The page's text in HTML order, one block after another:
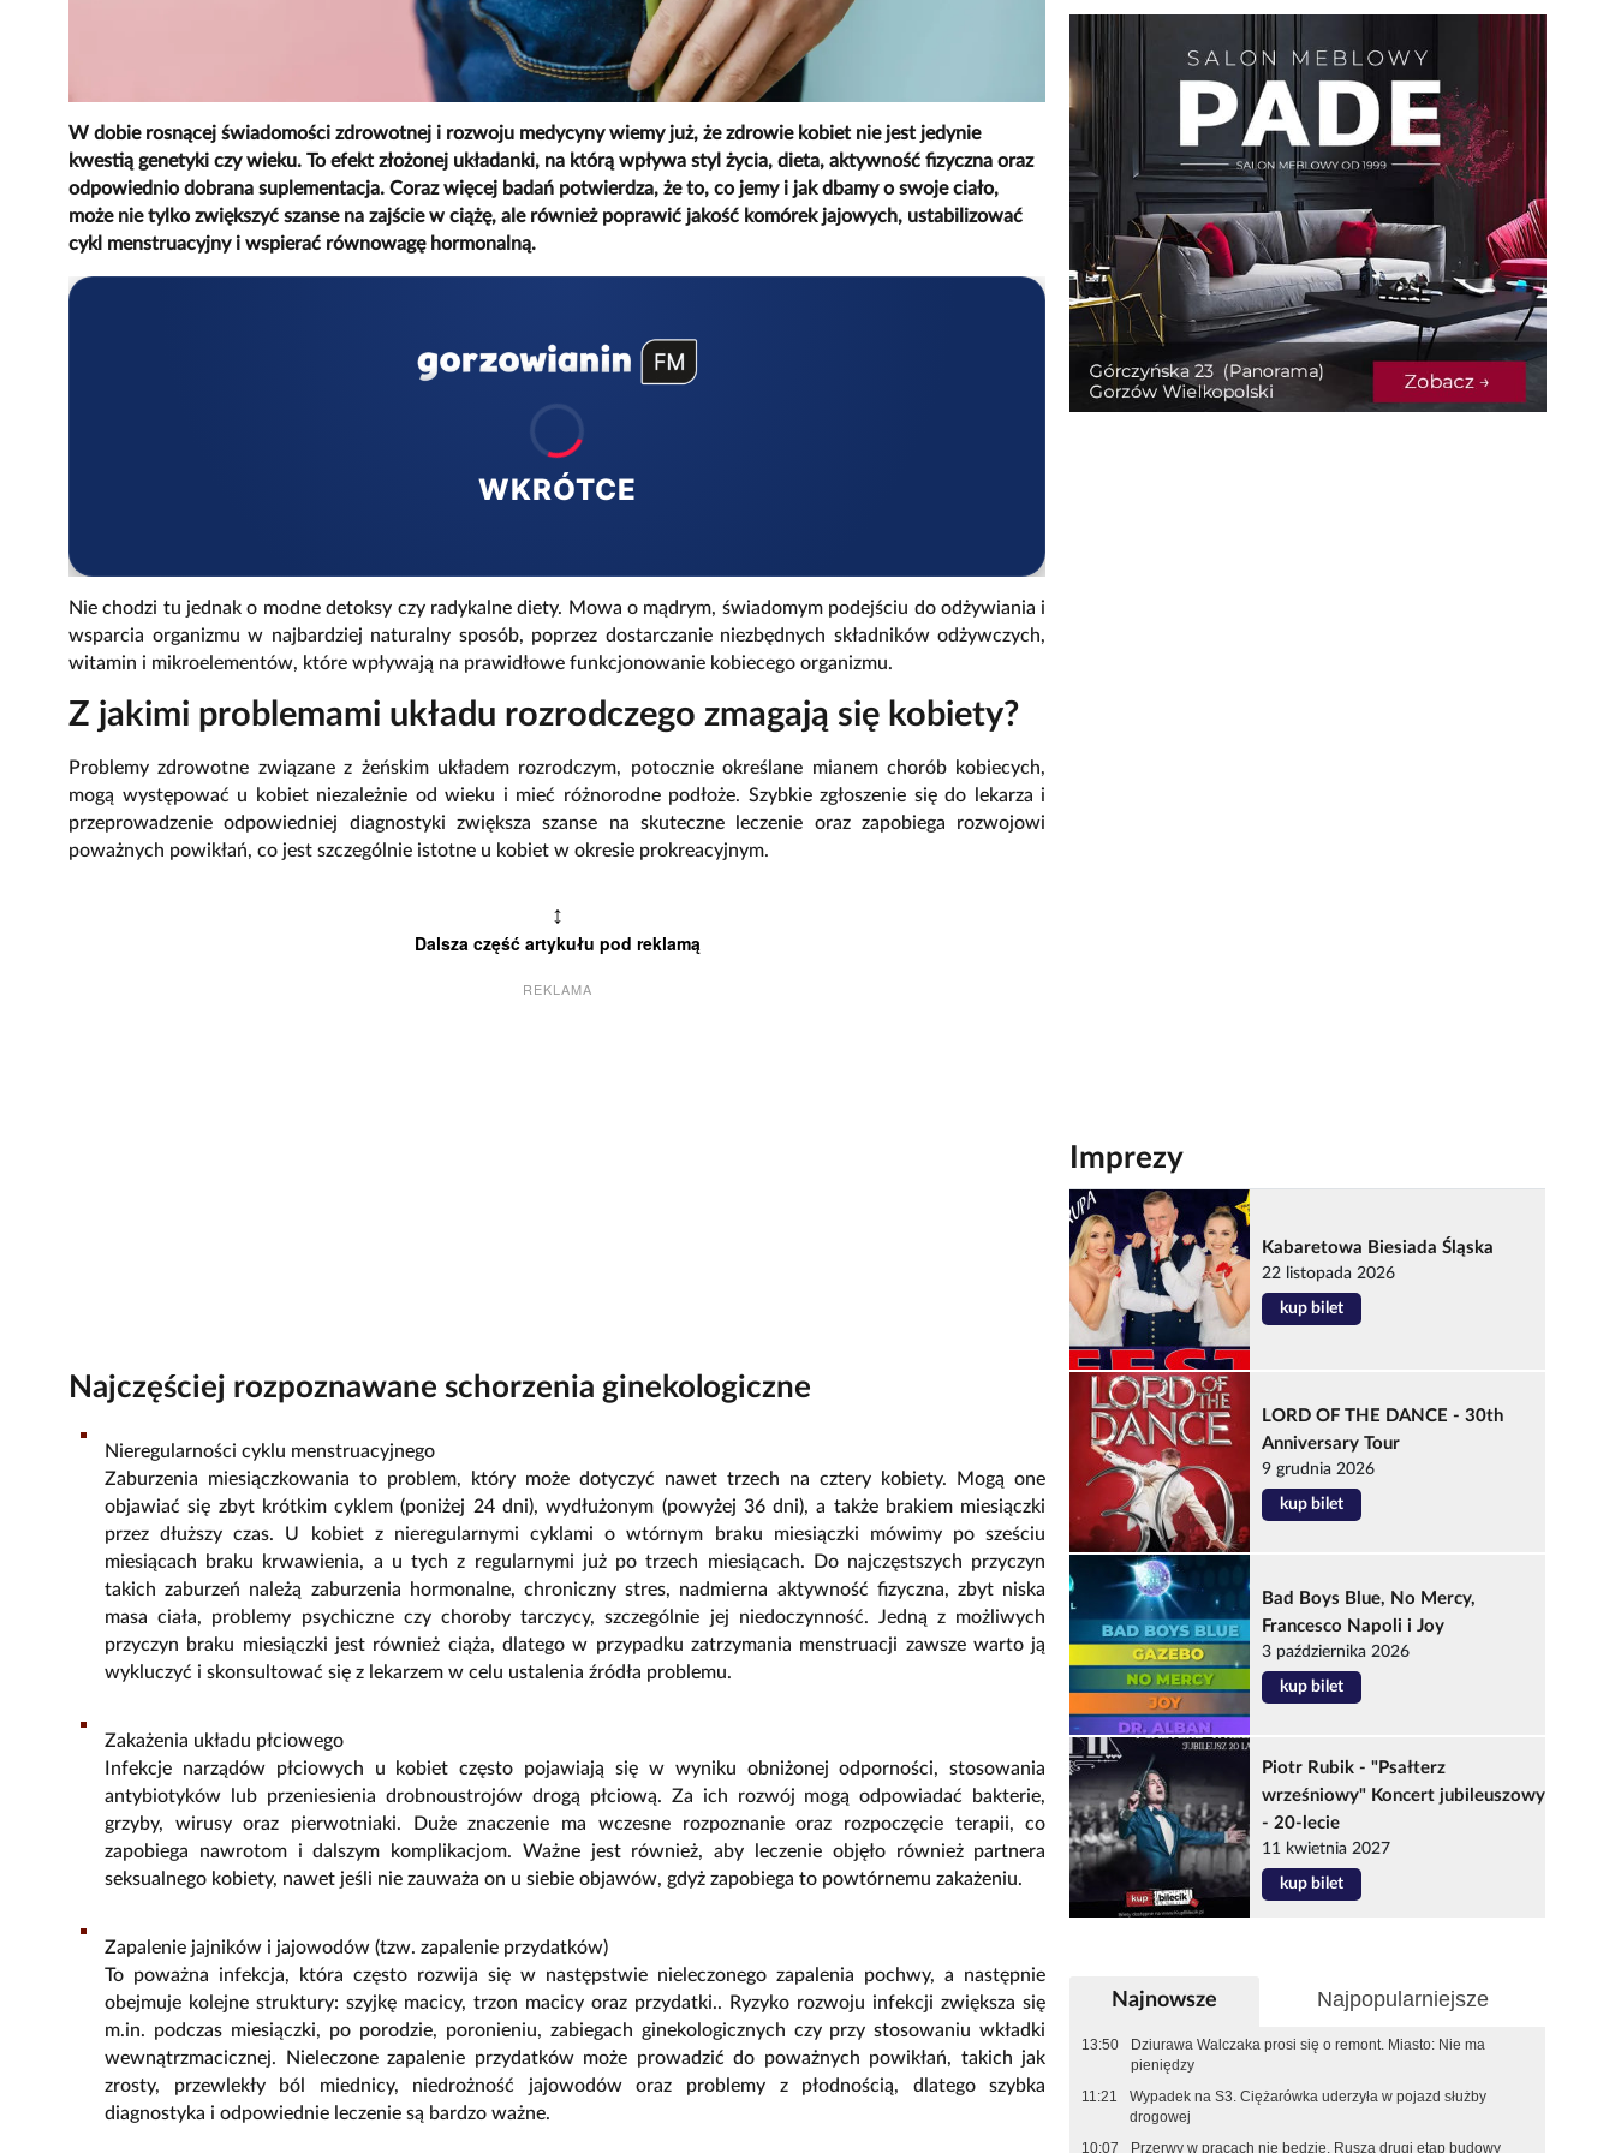
W dobie rosnącej świadomości zdrowotnej i rozwoju medycyny wiemy już, że zdrowie kobiet nie jest jedynie
kwestią genetyki czy wieku. To efekt złożonej układanki, na którą wpływa styl życia, dieta, aktywność fizyczna oraz
odpowiednio dobrana suplementacja. Coraz więcej badań potwierdza, że to, co jemy i jak dbamy o swoje ciało,
może nie tylko zwiększyć szanse na zajście w ciążę, ale również poprawić jakość komórek jajowych, ustabilizować
cykl menstruacyjny i wspierać równowagę hormonalną.
WKRÓTCE
Nie chodzi tu jednak o modne detoksy czy radykalne diety. Mowa o mądrym, świadomym podejściu do odżywiania i
wsparcia organizmu w najbardziej naturalny sposób, poprzez dostarczanie niezbędnych składników odżywczych,
witamin i mikroelementów, które wpływają na prawidłowe funkcjonowanie kobiecego organizmu.
Z jakimi problemami układu rozrodczego zmagają się kobiety?
Problemy zdrowotne związane z żeńskim układem rozrodczym, potocznie określane mianem chorób kobiecych,
mogą występować u kobiet niezależnie od wieku i mieć różnorodne podłoże. Szybkie zgłoszenie się do lekarza i
przeprowadzenie odpowiedniej diagnostyki zwiększa szanse na skuteczne leczenie oraz zapobiega rozwojowi
poważnych powikłań, co jest szczególnie istotne u kobiet w okresie prokreacyjnym.
↕
Dalsza część artykułu pod reklamą
REKLAMA
Najczęściej rozpoznawane schorzenia ginekologiczne
Nieregularności cyklu menstruacyjnego
Zaburzenia miesiączkowania to problem, który może dotyczyć nawet trzech na cztery kobiety. Mogą one
objawiać się zbyt krótkim cyklem (poniżej 24 dni), wydłużonym (powyżej 36 dni), a także brakiem miesiączki
przez dłuższy czas. U kobiet z nieregularnymi cyklami o wtórnym braku miesiączki mówimy po sześciu
miesiącach braku krwawienia, a u tych z regularnymi już po trzech miesiącach. Do najczęstszych przyczyn
takich zaburzeń należą zaburzenia hormonalne, chroniczny stres, nadmierna aktywność fizyczna, zbyt niska
masa ciała, problemy psychiczne czy choroby tarczycy, szczególnie jej niedoczynność. Jedną z możliwych
przyczyn braku miesiączki jest również ciąża, dlatego w przypadku zatrzymania menstruacji zawsze warto ją
wykluczyć i skonsultować się z lekarzem w celu ustalenia źródła problemu.
Zakażenia układu płciowego
Infekcje narządów płciowych u kobiet często pojawiają się w wyniku obniżonej odporności, stosowania
antybiotyków lub przeniesienia drobnoustrojów drogą płciową. Za ich rozwój mogą odpowiadać bakterie,
grzyby, wirusy oraz pierwotniaki. Duże znaczenie ma wczesne rozpoznanie oraz rozpoczęcie terapii, co
zapobiega nawrotom i dalszym komplikacjom. Ważne jest również, aby leczenie objęło również partnera
seksualnego kobiety, nawet jeśli nie zauważa on u siebie objawów, gdyż zapobiega to powtórnemu zakażeniu.
Zapalenie jajników i jajowodów (tzw. zapalenie przydatków)
To poważna infekcja, która często rozwija się w następstwie nieleczonego zapalenia pochwy, a następnie
obejmuje kolejne struktury: szyjkę macicy, trzon macicy oraz przydatki.. Ryzyko rozwoju infekcji zwiększa się
m.in. podczas miesiączki, po porodzie, poronieniu, zabiegach ginekologicznych czy przy stosowaniu wkładki
wewnątrzmacicznej. Nieleczone zapalenie przydatków może prowadzić do poważnych powikłań, takich jak
zrosty, przewlekły ból miednicy, niedrożność jajowodów oraz problemy z płodnością, dlatego szybka
diagnostyka i odpowiednie leczenie są bardzo ważne.
Imprezy
Kabaretowa Biesiada Śląska
22 listopada 2026
kup bilet
LORD OF THE DANCE - 30th
Anniversary Tour
9 grudnia 2026
kup bilet
Bad Boys Blue, No Mercy,
Francesco Napoli i Joy
3 października 2026
kup bilet
Piotr Rubik - "Psałterz
wrześniowy" Koncert jubileuszowy
- 20-lecie
11 kwietnia 2027
kup bilet
Najnowsze Najpopularniejsze
13:50
Dziurawa Walczaka prosi się o remont. Miasto: Nie ma
pieniędzy
11:21
Wypadek na S3. Ciężarówka uderzyła w pojazd służby
drogowej
10:07
Przerwy w pracach nie będzie. Rusza drugi etap budowy